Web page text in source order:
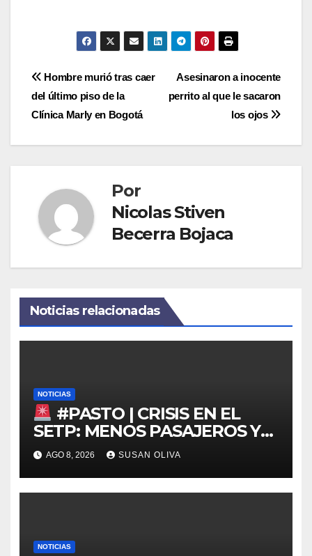
Navegación
de
entradas
Asesinaron a inocente
perrito al que le sacaron
los ojos
Hombre murió tras caer
del último piso de la
Clínica Marly en Bogotá
Por
Nicolas Stiven
Becerra Bojaca
Noticias relacionadas
NOTICIAS
#PASTO | CRISIS EN EL
SETP: MENOS PASAJEROS Y
ALERTA POR EL FUTURO DEL
TRANSPORTE
AGO 8, 2026 SUSAN OLIVA
NOTICIAS